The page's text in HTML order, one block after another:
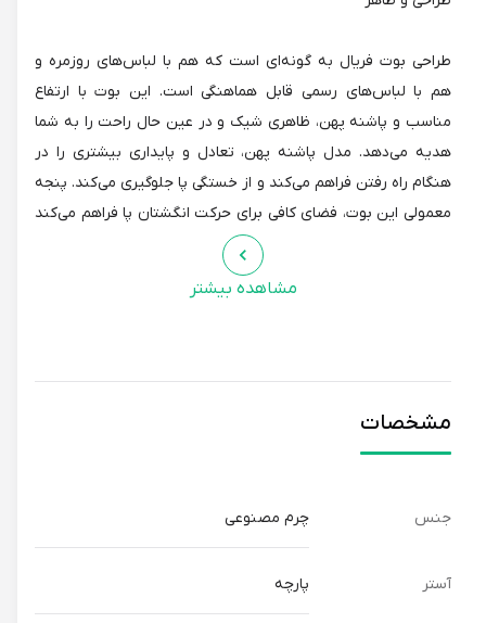
طراحی بوت فریال به گونه‌ای است که هم با لباس‌های روزمره و
هم با لباس‌های رسمی قابل هماهنگی است. این بوت با ارتفاع
مناسب و پاشنه پهن، ظاهری شیک و در عین حال راحت را به شما
هدیه می‌دهد. مدل پاشنه پهن، تعادل و پایداری بیشتری را در
هنگام راه رفتن فراهم می‌کند و از خستگی پا جلوگیری می‌کند. پنجه
معمولی این بوت، فضای کافی برای حرکت انگشتان پا فراهم می‌کند
و از ایجاد ناراحتی جلوگیری می‌کند. این بوت با تگ انحصاری نیم
جنس زیره: لاستیک مقاوم
ارتفاع پاشنه: مناسب
برای تمیز کردن بوت، از یک پارچه نرم و مرطوب استفاده کنید. از
مشاهده بیشتر
مشخصات
جنس چرم مصنوعی
آستر پارچه